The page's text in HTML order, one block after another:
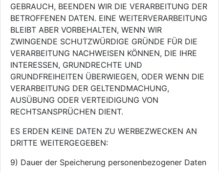
GEBRAUCH, BEENDEN WIR DIE VERARBEITUNG DER
BETROFFENEN DATEN. EINE WEITERVERARBEITUNG
BLEIBT ABER VORBEHALTEN, WENN WIR
ZWINGENDE SCHUTZWÜRDIGE GRÜNDE FÜR DIE
VERARBEITUNG NACHWEISEN KÖNNEN, DIE IHRE
INTERESSEN, GRUNDRECHTE UND
GRUNDFREIHEITEN ÜBERWIEGEN, ODER WENN DIE
VERARBEITUNG DER GELTENDMACHUNG,
AUSÜBUNG ODER VERTEIDIGUNG VON
RECHTSANSPRÜCHEN DIENT.
ES ERDEN KEINE DATEN ZU WERBEZWECKEN AN
DRITTE WEITERGEGEBEN:
9) Dauer der Speicherung personenbezogener Daten